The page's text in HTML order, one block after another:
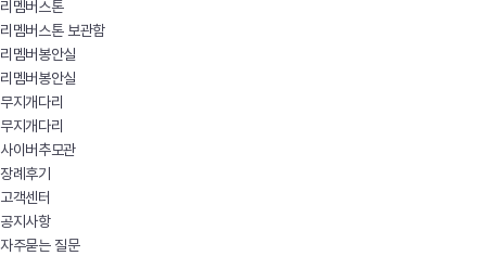
리멤버스톤
리멤버스톤 보관함
리멤버봉안실
리멤버봉안실
무지개다리
무지개다리
사이버추모관
장례후기
고객센터
공지사항
자주묻는 질문